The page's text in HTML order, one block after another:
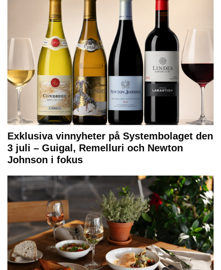
Exklusiva vinnyheter på Systembolaget den
3 juli – Guigal, Remelluri och Newton
Johnson i fokus